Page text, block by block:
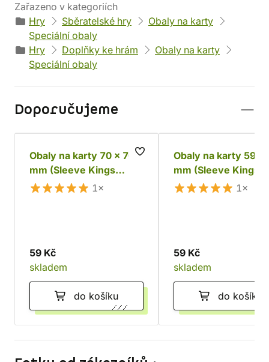
Zařazeno v kategoriích
Hry
Sběratelské hry
Obaly na karty
Speciální obaly
Hry
Doplňky ke hrám
Obaly na karty
Speciální obaly
Doporučujeme
Obaly na karty 70 x 70
mm (Sleeve Kings
Premium)
1×
59 Kč
skladem
do košíku
Obaly na karty 59 x
mm (Sleeve Kings
Premium)
1×
59 Kč
skladem
do košíku